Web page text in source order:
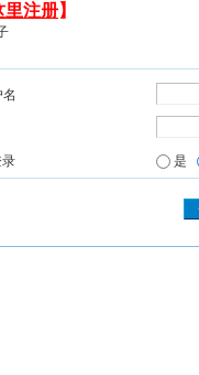
里注册】
录 是